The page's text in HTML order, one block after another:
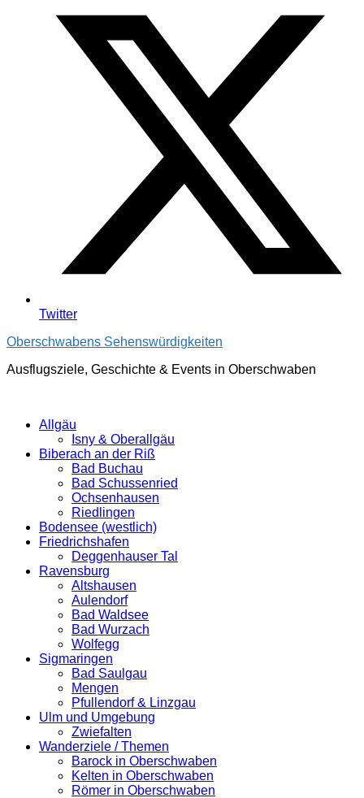
Twitter
Oberschwabens Sehenswürdigkeiten
Ausflugsziele, Geschichte & Events in Oberschwaben
Allgäu
Isny & Oberallgäu
Biberach an der Riß
Bad Buchau
Bad Schussenried
Ochsenhausen
Riedlingen
Bodensee (westlich)
Friedrichshafen
Deggenhauser Tal
Ravensburg
Altshausen
Aulendorf
Bad Waldsee
Bad Wurzach
Wolfegg
Sigmaringen
Bad Saulgau
Mengen
Pfullendorf & Linzgau
Ulm und Umgebung
Zwiefalten
Wanderziele / Themen
Barock in Oberschwaben
Kelten in Oberschwaben
Römer in Oberschwaben